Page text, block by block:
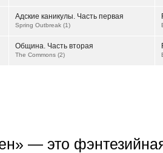
Адские каникулы. Часть первая
Spring Outbreak (1)
Община. Часть вторая
The Commons (2)
— это